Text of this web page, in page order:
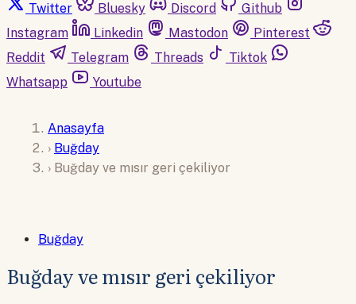
Twitter
Bluesky Discord
Github
Instagram
Linkedin Mastodon
Pinterest
Reddit
Telegram Threads
Tiktok
Whatsapp
Youtube
Anasayfa
› Buğday
› Buğday ve mısır geri çekiliyor
Buğday
Buğday ve mısır geri çekiliyor